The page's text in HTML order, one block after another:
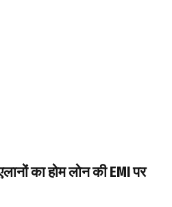
का होम लोन की EMI पर